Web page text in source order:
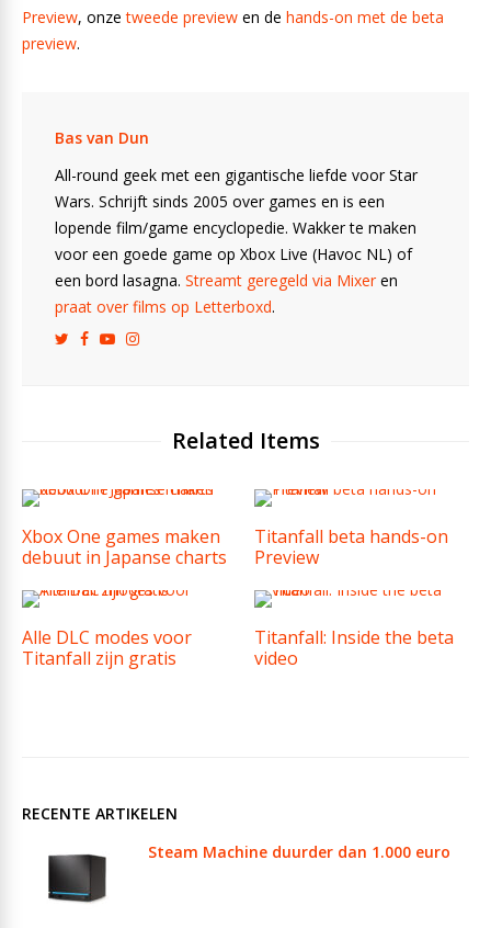
Preview, onzetweede preview en de hands-on met de beta
preview.
Bas van Dun
All-round geek met een gigantische liefde voor Star
Wars. Schrijft sinds 2005 over games en is een
lopende film/game encyclopedie. Wakker te maken
voor een goede game op Xbox Live (Havoc NL) of
een bord lasagna. Streamt geregeld via Mixeren
praat over films op Letterboxd.
Related Items
Xbox One games maken
debuut in Japanse charts
Titanfall beta hands-on
Preview
Alle DLC modes voor
Titanfall zijn gratis
Titanfall: Inside the beta
video
RECENTE ARTIKELEN
Steam Machine duurder dan 1.000 euro